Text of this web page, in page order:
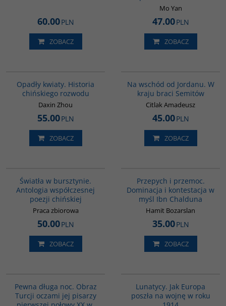
60.00PLN
ZOBACZ
Mo Yan
47.00PLN
ZOBACZ
Opadły kwiaty. Historia
chińskiego rozwodu
Daxin Zhou
55.00PLN
ZOBACZ
Na wschód od Jordanu. W
kraju braci Semitów
Citlak Amadeusz
45.00PLN
ZOBACZ
Światła w bursztynie.
Antologia współczesnej
poezji chińskiej
Praca zbiorowa
50.00PLN
ZOBACZ
Przepych i przemoc.
Dominacja i kontestacja w
myśl Ibn Chalduna
Hamit Bozarslan
35.00PLN
ZOBACZ
Pewna długa noc. Obraz
Turcji oczami jej pisarzy
Lunatycy. Jak Europa
poszła na wojnę w roku